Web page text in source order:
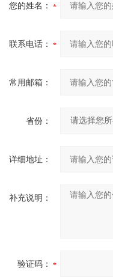
您的姓名：
联系电话：
常用邮箱：
省份：
详细地址：
补充说明：
验证码：